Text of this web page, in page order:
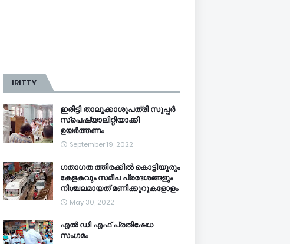
IRITTY
ഇരിട്ടി താലൂക്കാശുപത്രി സൂപ്പർ
സ്‌പെഷ്യാലിറ്റിയാക്കി
ഉയർത്തണം
September 19, 2022
ഗതാഗത ത്തിരക്കിൽ കൊട്ടിയൂരും
കേളകവും സമീപ പ്രദേശങ്ങളും
നിശ്ചലമായത് മണിക്കൂറുകളോളം
May 30, 2022
എൽ ഡി എഫ് പ്രതിഷേധ
സംഗമം